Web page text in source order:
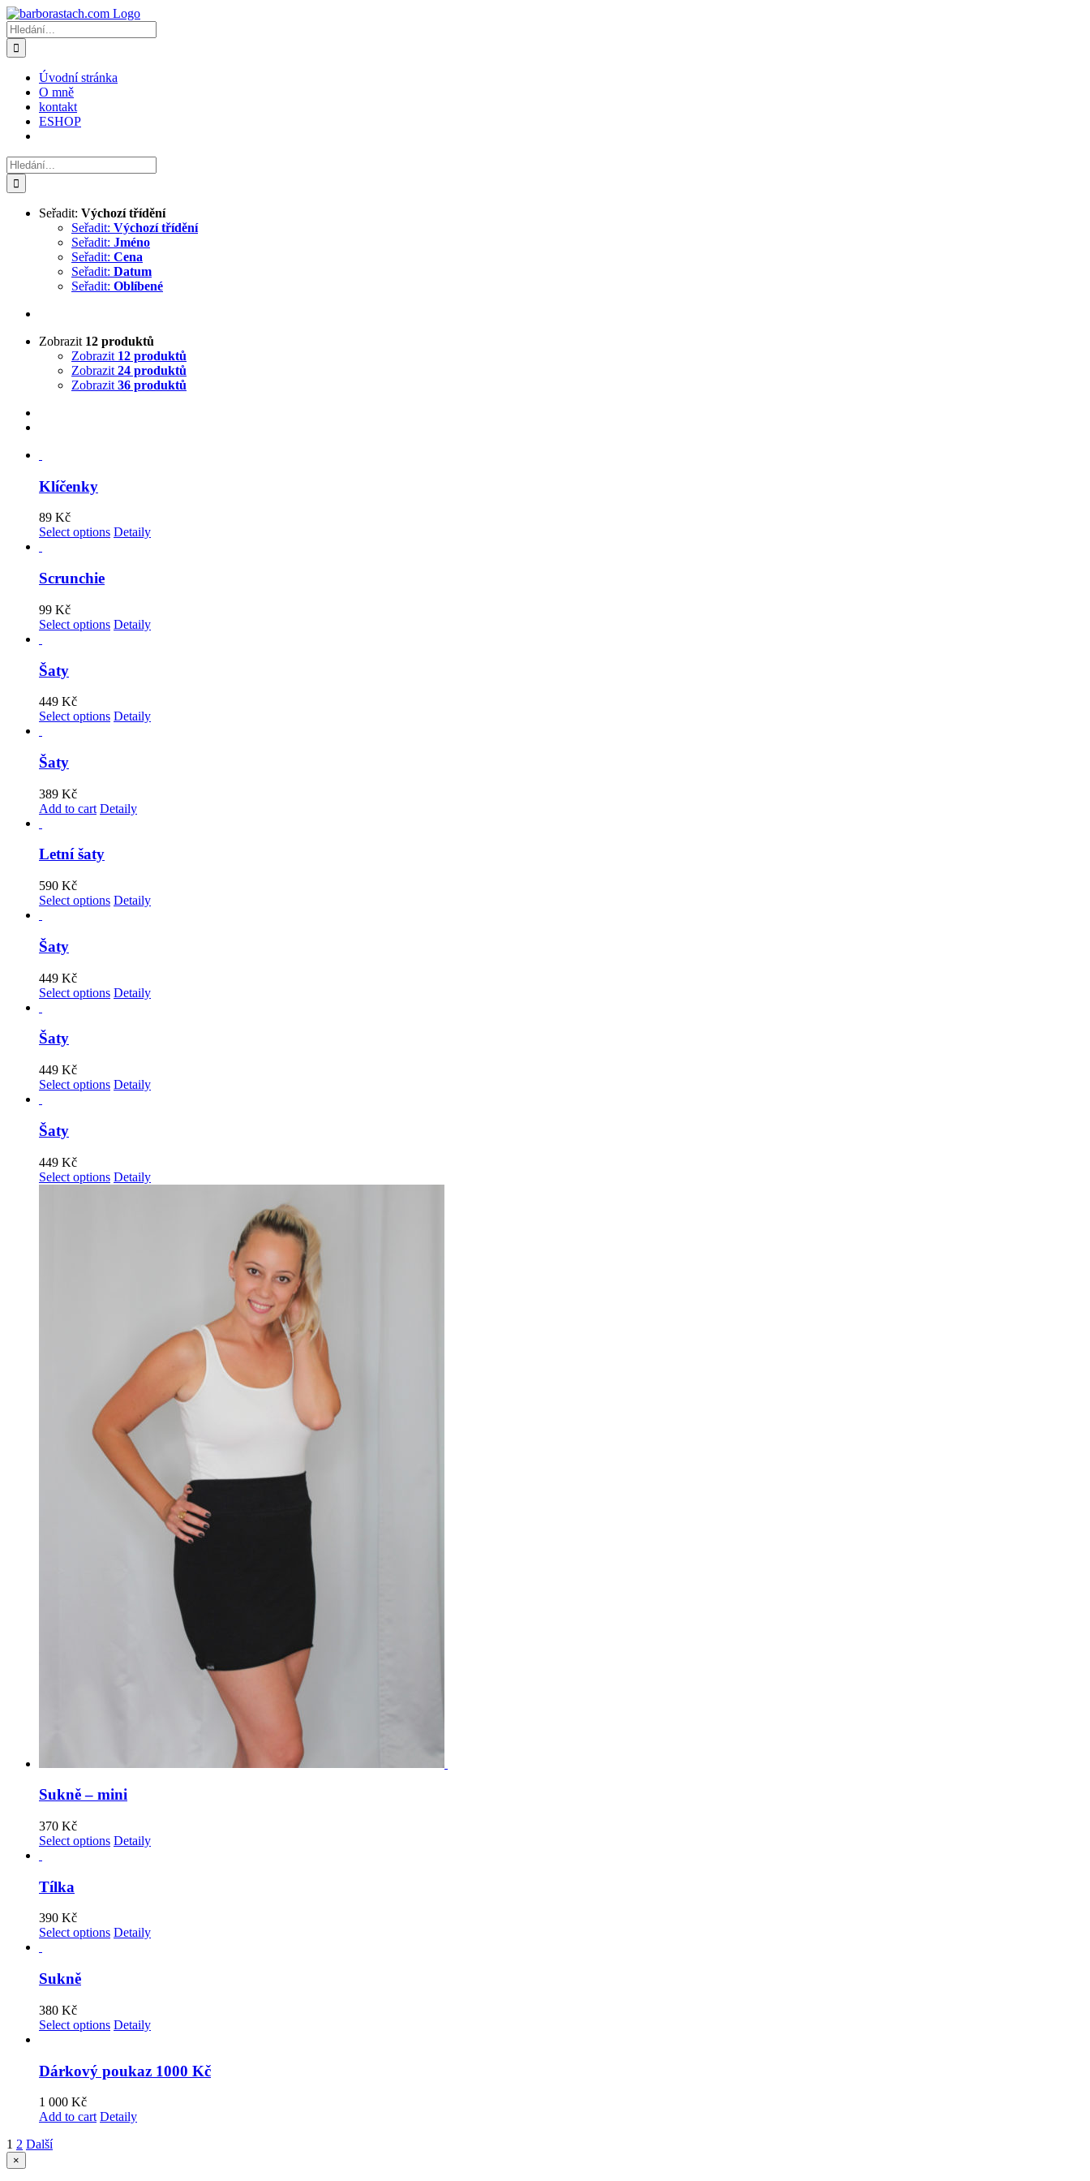
Přeskočit
na
obsah
Hledat:
Úvodní stránka
O mně
kontakt
ESHOP
Hledat:
Seřadit: Výchozí třídění
Seřadit: Výchozí třídění
Seřadit: Jméno
Seřadit: Cena
Seřadit: Datum
Seřadit: Oblíbené
Zobrazit 12 produktů
Zobrazit 12 produktů
Zobrazit 24 produktů
Zobrazit 36 produktů
Klíčenky
89 Kč
Select options Detaily
Scrunchie
99 Kč
Select options Detaily
Šaty
449 Kč
Select options Detaily
Šaty
389 Kč
Add to cart Detaily
Letní šaty
590 Kč
Select options Detaily
Šaty
449 Kč
Select options Detaily
Šaty
449 Kč
Select options Detaily
Šaty
449 Kč
Select options Detaily
Sukně – mini
370 Kč
Select options Detaily
Tílka
390 Kč
Select options Detaily
Sukně
380 Kč
Select options Detaily
Dárkový poukaz 1000 Kč
1 000 Kč
Add to cart Detaily
1 2 Další
Zavřít
Rychlé
×